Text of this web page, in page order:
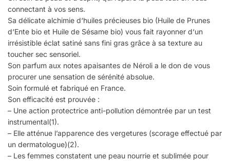
Gommage
30
ml
OFFERT
connectant à vos sens.
Sa délicate alchimie d‘huiles précieuses bio (Huile de Prunes
d‘Ente bio et Huile de Sésame bio) vous fait rayonner d‘un
irrésistible éclat satiné sans fini gras grâce à sa texture au
toucher sec sensoriel.
Son parfum aux notes apaisantes de Néroli a le don de vous
procurer une sensation de sérénité absolue.
Soin formulé et fabriqué en France.
Son efficacité est prouvée :
– Une action protectrice anti-pollution démontrée par un test
instrumental(1).
– Elle atténue l’apparence des vergetures (scorage effectué par
un dermatologue)(2).
– Les femmes constatent une peau nourrie et sublimée pour